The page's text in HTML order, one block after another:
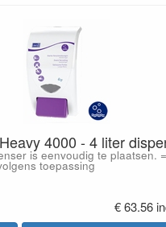
4000 - 4 liter
is eenvoudig te plaatsen.
toepassing
€ 63.56